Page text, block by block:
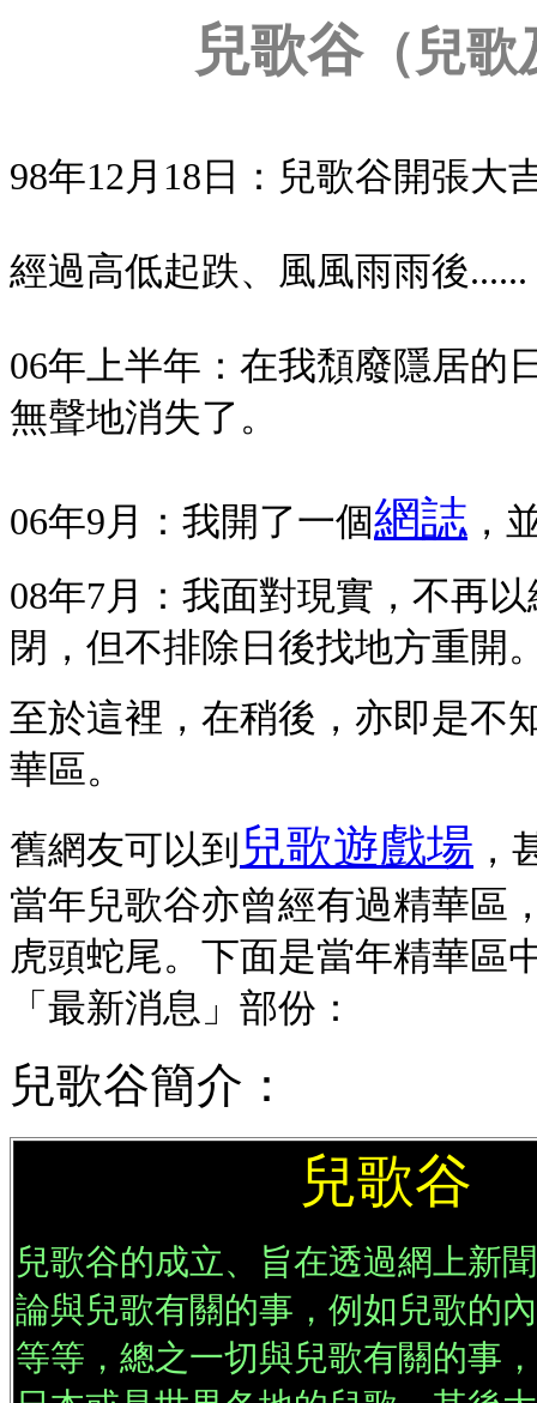
兒歌谷（兒歌
98年12月18日：兒歌谷開張大
經過高低起跌、風風雨雨後......
06年上半年：在我頹廢隱居的
無聲地消失了。
06年9月：我開了一個網誌 ，
08年7月：我面對現實，不再
閉，但不排除日後找地方重開
至於這裡，在稍後，亦即是不
華區。
舊網友可以到 兒歌遊戲場 ，
當年兒歌谷亦曾經有過精華區
虎頭蛇尾。下面是當年精華區
「最新消息」部份：
兒歌谷簡介：
兒歌谷
兒歌谷的成立、旨在透過網上新
論與兒歌有關的事，例如兒歌的
等等，總之一切與兒歌有關的事